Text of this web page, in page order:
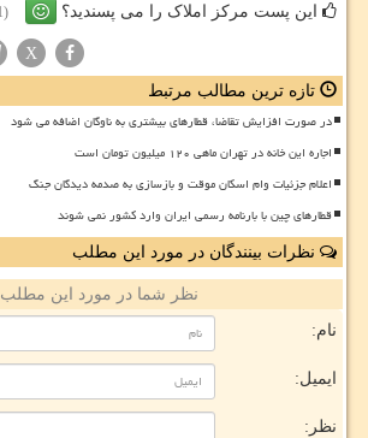
این پست مرکز املاک را می پسندید؟ (1)
X
تازه ترین مطالب مرتبط
در صورت افزایش تقاضا، قطارهای بیشتری به ناوگان اضافه می شود
اجاره این خانه در تهران ماهی ۱۲۰ میلیون تومان است
اعلام جزئیات وام اسکان موقت و بازسازی به صدمه دیدگان جنگ
قطارهای چین با بارنامه رسمی ایران وارد کشور نمی شوند
نظرات بینندگان در مورد این مطلب
نظر شما در مورد این مطلب
نام:
ایمیل:
نظر: